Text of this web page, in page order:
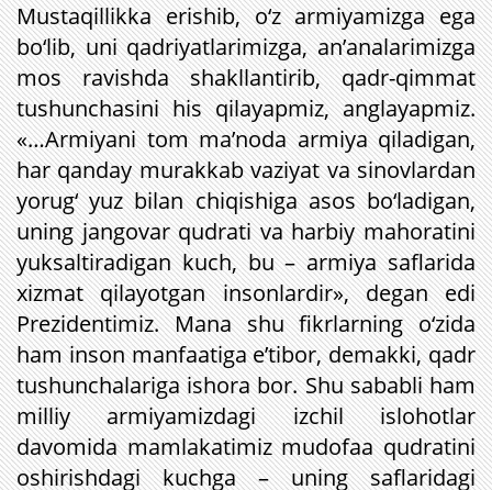
Mustaqillikka erishib, o‘z armiyamizga ega
bo‘lib, uni qadriyatlarimizga, an’analarimizga
mos ravishda shakllantirib, qadr-qimmat
tushunchasini his qilayapmiz, anglayapmiz.
«…Armiyani tom ma’noda armiya qiladigan,
har qanday murakkab vaziyat va sinovlardan
yorug‘ yuz bilan chiqishiga asos bo‘ladigan,
uning jangovar qudrati va harbiy mahoratini
yuksaltiradigan kuch, bu – armiya saflarida
xizmat qilayotgan insonlardir», degan edi
Prezidentimiz. Mana shu fikrlarning o‘zida
ham inson manfaatiga e’tibor, demakki, qadr
tushunchalariga ishora bor. Shu sababli ham
milliy armiyamizdagi izchil islohotlar
davomida mamlakatimiz mudofaa qudratini
oshirishdagi kuchga – uning saflaridagi